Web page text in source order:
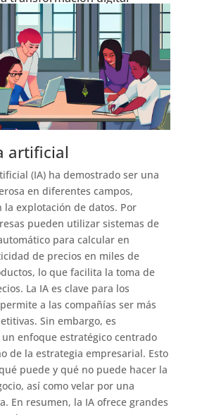
artificial
(IA) ha demostrado ser una
en diferentes campos,
la explotación de datos. Por
pueden utilizar sistemas de
para calcular en
de precios en miles de
lo que facilita la toma de
La IA es clave para los
a las compañías ser más
Sin embargo, es
enfoque estratégico centrado
de la estrategia empresarial. Esto
puede y qué no puede hacer la
así como velar por una
En resumen, la IA ofrece grandes